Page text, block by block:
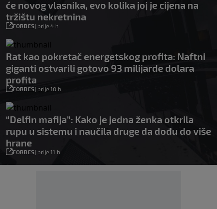
će novog vlasnika, evo kolika joj je cijena na
tržištu nekretnina
FORBES| prije 4 h
Rat kao pokretač energetskog profita: Naftni
giganti ostvarili gotovo 93 milijarde dolara
profita
FORBES| prije 10 h
“Delfin mafija”: Kako je jedna ženka otkrila
rupu u sistemu i naučila druge da dođu do više
hrane
FORBES| prije 11 h